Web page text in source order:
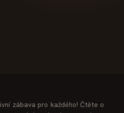
zábava pro každého! Čtěte o